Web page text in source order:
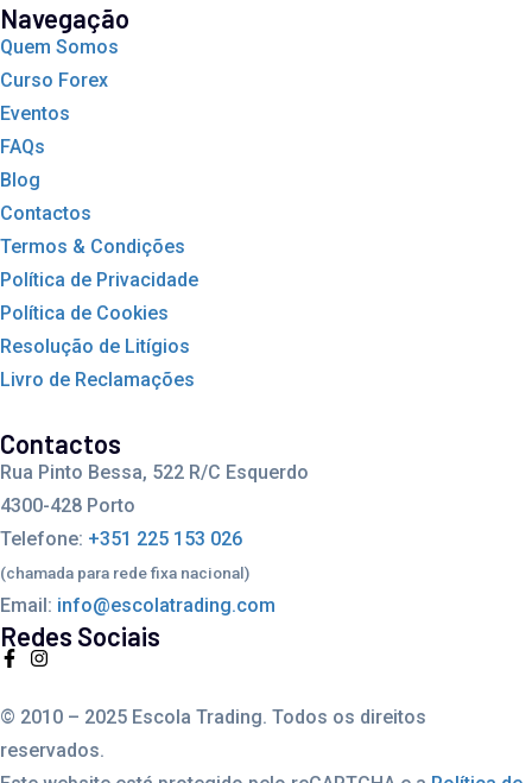
Navegação
Quem Somos
Curso Forex
Eventos
FAQs
Blog
Contactos
Termos & Condições
Política de Privacidade
Política de Cookies
Resolução de Litígios
Livro de Reclamações
Contactos
Rua Pinto Bessa, 522 R/C Esquerdo
4300-428 Porto
Telefone: +351 225 153 026
(chamada para rede fixa nacional)
Email: info@escolatrading.com
Redes Sociais
© 2010 – 2025 Escola Trading. Todos os direitos
reservados.